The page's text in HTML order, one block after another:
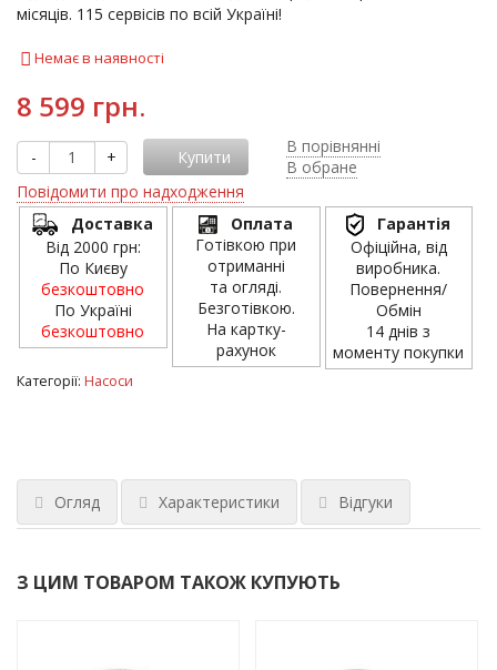
місяців. 115 сервісів по всій Україні!
Немає в наявності
8 599 грн.
- +
Купити
Повідомити про надходження
В порівнянні
В обране
Доставка
Від 2000 грн:
По Києву
безкоштовно
По Україні
безкоштовно
Оплата
Готівкою при
отриманні
та огляді.
Безготівкою.
На картку-
рахунок
Гарантія
Офіційна, від
виробника.
Повернення/
Обмін
14 днів з
моменту покупки
Категорії: Насоси
Огляд Характеристики Відгуки
З ЦИМ ТОВАРОМ ТАКОЖ КУПУЮТЬ